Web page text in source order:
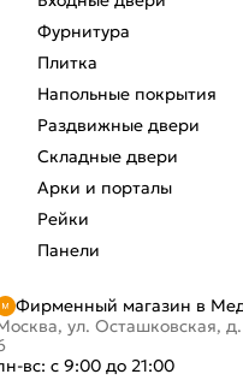
Фурнитура
Плитка
Напольные покрытия
Раздвижные двери
Складные двери
Арки и порталы
Рейки
Панели
Фирменный магазин в
ул. Осташковская,
вс: с 9:00 до 21:00